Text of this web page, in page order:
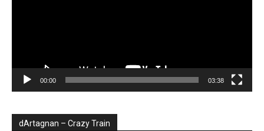
00:00 03:38
dArtagnan – Crazy Train